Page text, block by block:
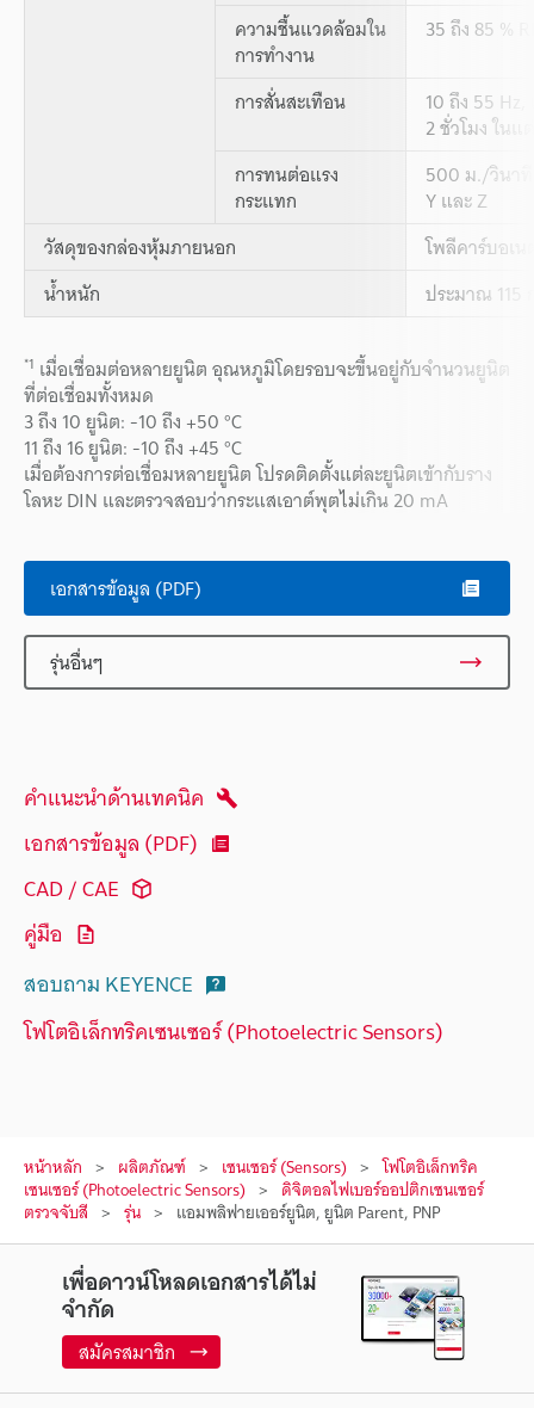
ความชื้นแวดล้อมใน
การทำงาน
35 ถึง 85 %
การสั่นสะเทือน 10 ถึง 55
2 ชั่วโมง ใน
การทนต่อแรง
กระแทก
500 ม./วินาที
Y และ Z
วัสดุของกล่องหุ้มภายนอก
โพลีคาร์บอเ
น้ำหนัก
ประมาณ 115
*1 เมื่อเชื่อมต่อหลายยูนิต อุณหภูมิโดยรอบจะขึ้นอยู่กับจำนวนยูนิต
ที่ต่อเชื่อมทั้งหมด
3 ถึง 10 ยูนิต: -10 ถึง +50 °C
11 ถึง 16 ยูนิต: -10 ถึง +45 °C
เมื่อต้องการต่อเชื่อมหลายยูนิต โปรดติดตั้งแต่ละยูนิตเข้ากับราง
โลหะ DIN และตรวจสอบว่ากระแสเอาต์พุตไม่เกิน 20 mA
เอกสารข้อมูล (PDF)
รุ่นอื่นๆ
คำแนะนำด้านเทคนิค
เอกสารข้อมูล (PDF)
CAD / CAE
คู่มือ
สอบถาม KEYENCE
โฟโตอิเล็กทริคเซนเซอร์ (Photoelectric Sensors)
หน้าหลัก ผลิตภัณฑ์ เซนเซอร์ (Sensors) โฟโตอิเล็กทริค
เซนเซอร์ (Photoelectric Sensors) ดิจิตอลไฟเบอร์ออปติกเซนเซอร์
ตรวจจับสี รุ่น แอมพลิฟายเออร์ยูนิต, ยูนิต Parent, PNP
เพื่อดาวน์โหลดเอกสารได้ไม่
จำกัด
สมัครสมาชิก